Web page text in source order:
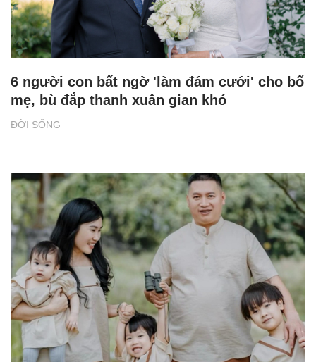
ĐỜI SỐNG
6 người con bất ngờ 'làm đám cưới' cho bố
mẹ, bù đắp thanh xuân gian khó